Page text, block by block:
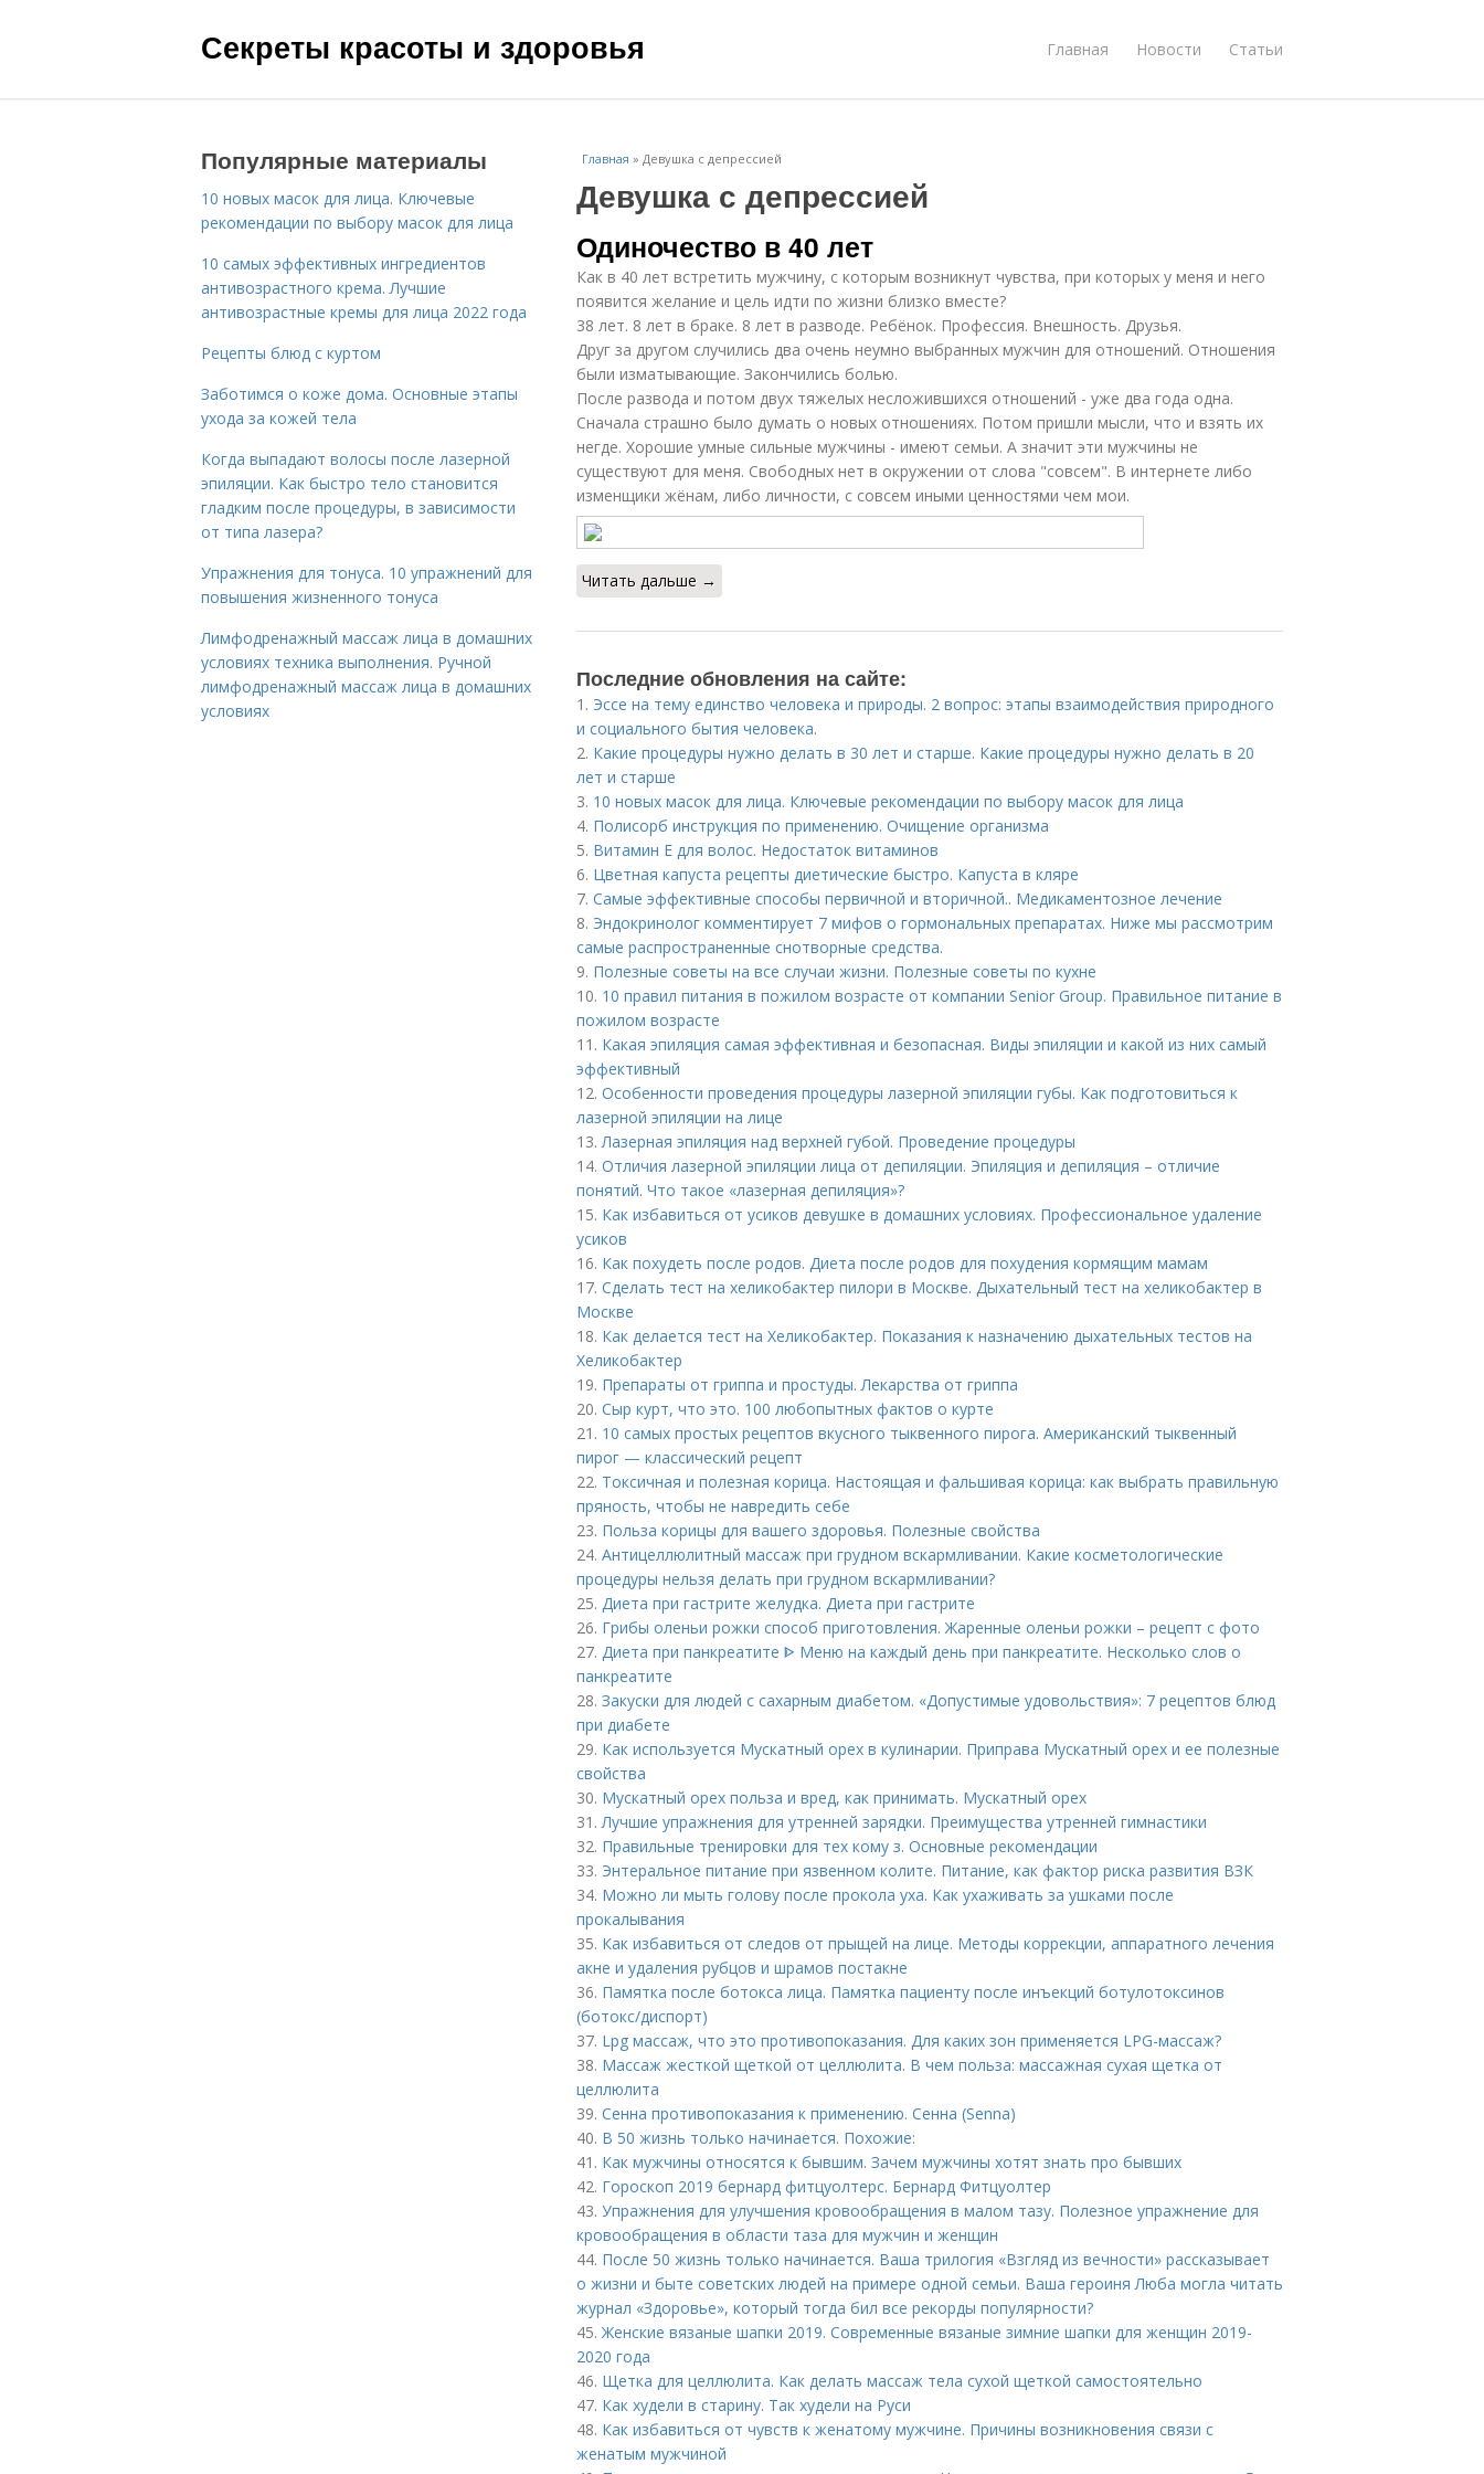
Секреты красоты и здоровья Главная Новости Статьи
Главная » Девушка с депрессией
Девушка с депрессией
Одиночество в 40 лет
Как в 40 лет встретить мужчину, с которым возникнут чувства, при которых у меня и него
появится желание и цель идти по жизни близко вместе?
38 лет. 8 лет в браке. 8 лет в разводе. Ребёнок. Профессия. Внешность. Друзья.
Друг за другом случились два очень неумно выбранных мужчин для отношений. Отношения
были изматывающие. Закончились болью.
После развода и потом двух тяжелых несложившихся отношений - уже два года одна.
Сначала страшно было думать о новых отношениях. Потом пришли мысли, что и взять их
негде. Хорошие умные сильные мужчины - имеют семьи. А значит эти мужчины не
существуют для меня. Свободных нет в окружении от слова "совсем". В интернете либо
изменщики жёнам, либо личности, с совсем иными ценностями чем мои.
Читать дальше →
Последние обновления на сайте:
1. Эссе на тему единство человека и природы. 2 вопрос: этапы взаимодействия природного
и социального бытия человека.
2. Какие процедуры нужно делать в 30 лет и старше. Какие процедуры нужно делать в 20
лет и старше
3. 10 новых масок для лица. Ключевые рекомендации по выбору масок для лица
4. Полисорб инструкция по применению. Очищение организма
5. Витамин Е для волос. Недостаток витаминов
6. Цветная капуста рецепты диетические быстро. Капуста в кляре
7. Самые эффективные способы первичной и вторичной.. Медикаментозное лечение
8. Эндокринолог комментирует 7 мифов о гормональных препаратах. Ниже мы рассмотрим
самые распространенные снотворные средства.
9. Полезные советы на все случаи жизни. Полезные советы по кухне
10. 10 правил питания в пожилом возрасте от компании Senior Group. Правильное питание в
пожилом возрасте
11. Какая эпиляция самая эффективная и безопасная. Виды эпиляции и какой из них самый
эффективный
12. Особенности проведения процедуры лазерной эпиляции губы. Как подготовиться к
лазерной эпиляции на лице
13.Лазерная эпиляция над верхней губой. Проведение процедуры
14. Отличия лазерной эпиляции лица от депиляции. Эпиляция и депиляция – отличие
понятий. Что такое «лазерная депиляция»?
15. Как избавиться от усиков девушке в домашних условиях. Профессиональное удаление
усиков
16. Как похудеть после родов. Диета после родов для похудения кормящим мамам
17. Сделать тест на хеликобактер пилори в Москве. Дыхательный тест на хеликобактер в
Москве
18. Как делается тест на Хеликобактер. Показания к назначению дыхательных тестов на
Хеликобактер
19. Препараты от гриппа и простуды. Лекарства от гриппа
20. Сыр курт, что это. 100 любопытных фактов о курте
21. 10 самых простых рецептов вкусного тыквенного пирога. Американский тыквенный
пирог — классический рецепт
22. Токсичная и полезная корица. Настоящая и фальшивая корица: как выбрать правильную
пряность, чтобы не навредить себе
23. Польза корицы для вашего здоровья. Полезные свойства
24. Антицеллюлитный массаж при грудном вскармливании. Какие косметологические
процедуры нельзя делать при грудном вскармливании?
25. Диета при гастрите желудка. Диета при гастрите
26. Грибы оленьи рожки способ приготовления. Жаренные оленьи рожки – рецепт с фото
27. Диета при панкреатите ᐈ Меню на каждый день при панкреатите. Несколько слов о
панкреатите
28. Закуски для людей с сахарным диабетом. «Допустимые удовольствия»: 7 рецептов блюд
при диабете
29. Как используется Мускатный орех в кулинарии. Приправа Мускатный орех и ее полезные
свойства
30. Мускатный орех польза и вред, как принимать. Мускатный орех
31.Лучшие упражнения для утренней зарядки. Преимущества утренней гимнастики
32. Правильные тренировки для тех кому з. Основные рекомендации
33. Энтеральное питание при язвенном колите. Питание, как фактор риска развития ВЗК
34. Можно ли мыть голову после прокола уха. Как ухаживать за ушками после
прокалывания
35. Как избавиться от следов от прыщей на лице. Методы коррекции, аппаратного лечения
акне и удаления рубцов и шрамов постакне
36. Памятка после ботокса лица. Памятка пациенту после инъекций ботулотоксинов
(ботокс/диспорт)
37. Lpg массаж, что это противопоказания. Для каких зон применяется LPG-массаж?
38. Массаж жесткой щеткой от целлюлита. В чем польза: массажная сухая щетка от
целлюлита
39. Сенна противопоказания к применению. Сенна (Senna)
40. В 50 жизнь только начинается. Похожие:
41. Как мужчины относятся к бывшим. Зачем мужчины хотят знать про бывших
42. Гороскоп 2019 бернард фитцуолтерс. Бернард Фитцуолтер
43. Упражнения для улучшения кровообращения в малом тазу. Полезное упражнение для
кровообращения в области таза для мужчин и женщин
44. После 50 жизнь только начинается. Ваша трилогия «Взгляд из вечности» рассказывает
о жизни и быте советских людей на примере одной семьи. Ваша героиня Люба могла читать
журнал «Здоровье», который тогда бил все рекорды популярности?
45.Женские вязаные шапки 2019. Современные вязаные зимние шапки для женщин 2019-
2020 года
46. Щетка для целлюлита. Как делать массаж тела сухой щеткой самостоятельно
47. Как худели в старину. Так худели на Руси
48. Как избавиться от чувств к женатому мужчине. Причины возникновения связи с
женатым мужчиной
Популярные материалы
10 новых масок для лица. Ключевые
рекомендации по выбору масок для лица
10 самых эффективных ингредиентов
антивозрастного крема. Лучшие
антивозрастные кремы для лица 2022 года
Рецепты блюд с куртом
Заботимся о коже дома. Основные этапы
ухода за кожей тела
Когда выпадают волосы после лазерной
эпиляции. Как быстро тело становится
гладким после процедуры, в зависимости
от типа лазера?
Упражнения для тонуса. 10 упражнений для
повышения жизненного тонуса
Лимфодренажный массаж лица в домашних
условиях техника выполнения. Ручной
лимфодренажный массаж лица в домашних
условиях